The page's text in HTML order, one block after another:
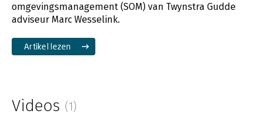
omgevingsmanagement (SOM) van Twynstra Gudde
adviseur Marc Wesselink.
Artikel lezen
Videos (1)